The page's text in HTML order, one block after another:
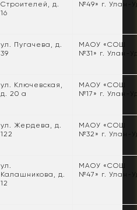
Строителей, д.
16
№49» г. Улан-
ул. Пугачева, д.
39
МАОУ «СОШ
№31» г. Улан-
ул. Ключевская,
д. 20 а
МАОУ «СОШ
№17» г. Улан-
ул. Жердева, д.
122
МАОУ «СОШ
№32» г. Улан-
ул.
Калашникова, д.
12
МАОУ «СОШ
№47» г. Улан-